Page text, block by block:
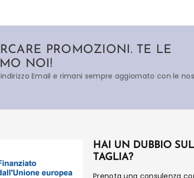
PROMOZIONI. TE LE
NOI!
Email e rimani sempre aggiornato con le
HAI UN DUBBIO
TAGLIA?